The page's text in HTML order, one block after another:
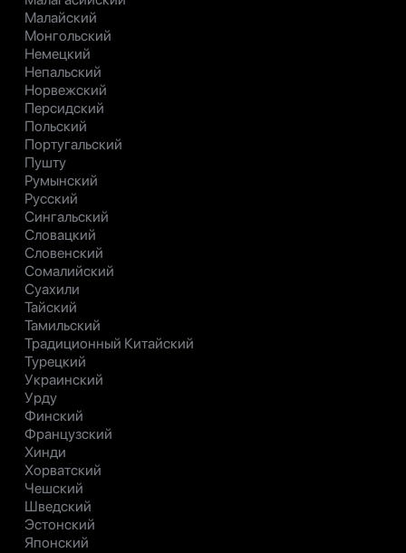
Малайский
Монгольский
Немецкий
Непальский
Норвежский
Персидский
Польский
Португальский
Пушту
Румынский
Русский
Сингальский
Словацкий
Словенский
Сомалийский
Суахили
Тайский
Тамильский
Традиционный Китайский
Турецкий
Украинский
Урду
Финский
Французский
Хинди
Хорватский
Чешский
Шведский
Эстонский
Японский